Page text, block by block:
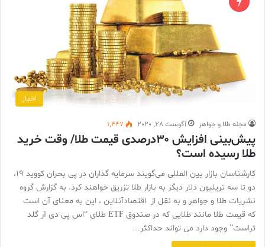
اخبار
مجله طلا و جواهر آگوست 28, 2020 1,447
پیش‌بینی افزایش ۳۰درصدی قیمت طلا/ وقت خرید
طلا رسیده است؟
کارشناسان بازار بین المللی می‌گویند سرمایه گذاران در پی بحران کووید ۱۹،
دو تا سه تریلیون دلار دیگر به بازار طلا تزریق خواهند کرد. به گزارش گروه
نشریات طلا و جواهر و به نقل از اقتصادآنلاین ، این به معنای آن است
که قیمت طلا مانند طلایی که در صندوق ETF طلای “اس پی دی آر گلد
تراست” وجود دارد می تواند حداکثر…